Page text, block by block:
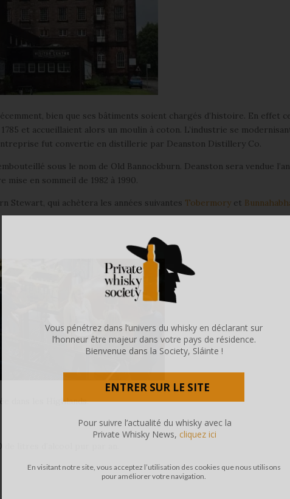
bien que ses bâtiments soient chargés d’histoire. En effet
et accueillaient alors un moulin à coton. L’industrie se
fut convertie en distillerie par Deanston Distillery Co.
sous le nom de Old Bannockburn. Deanston sera vendue
en sommeil de 1982 à 1990.
Stewart, qui achètera les années suivantes Tobermory et
dans les Highlands.
litres d’alcool pur par an.
Vous pénétrez dans l’univers du whisky en déclarant sur
l’honneur être majeur dans votre pays de résidence.
Bienvenue dans la Society, Sláinte !
ENTRER SUR LE SITE
En visitant notre site, vous acceptez l’utilisation des cookies que nous utilisons
pour améliorer votre navigation.
Pour suivre l’actualité du whisky avec la
Private Whisky News, cliquez ici